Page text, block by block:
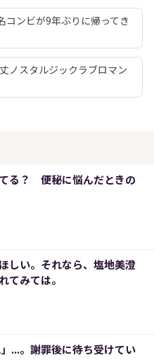
コンビが9年ぶりに帰ってき
ノスタルジックラブロマン
る？ 便秘に悩んだときの
しい。それなら、塩地美澄
てみては。
」...。謝罪後に待ち受けてい